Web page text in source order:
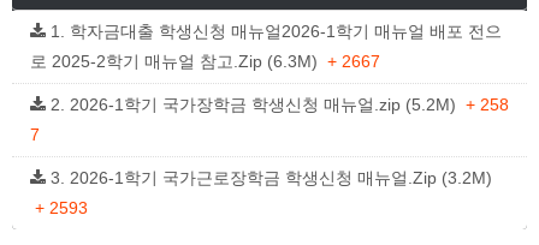
1. 학자금대출 학생신청 매뉴얼2026-1학기 매뉴얼 배포 전으
로 2025-2학기 매뉴얼 참고.Zip (6.3M) + 2667
2. 2026-1학기 국가장학금 학생신청 매뉴얼.zip (5.2M) + 258
7
3. 2026-1학기 국가근로장학금 학생신청 매뉴얼.Zip (3.2M)
+ 2593